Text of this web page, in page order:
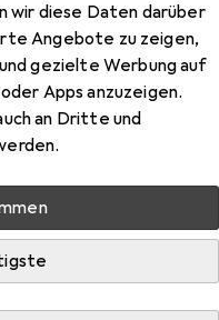
wir diese Daten darüber
Angebote zu zeigen,
gezielte Werbung auf
Apps anzuzeigen.
an Dritte und
WC-
PORTA 1922